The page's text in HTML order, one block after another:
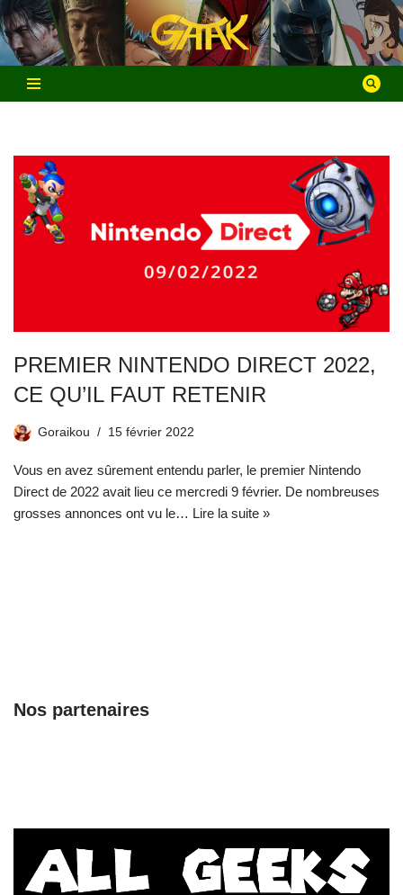
Aller
au
contenu
PREMIER NINTENDO DIRECT 2022,
CE QU’IL FAUT RETENIR
Goraikou 15 février 2022
Vous en avez sûrement entendu parler, le premier Nintendo
Direct de 2022 avait lieu ce mercredi 9 février. De nombreuses
grosses annonces ont vu le… Lire la suite »
Nos partenaires